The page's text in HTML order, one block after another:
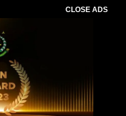
CLOSE ADS